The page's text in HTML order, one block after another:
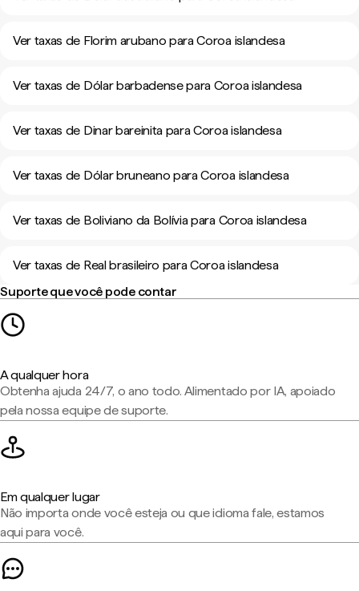
Ver taxas de Florim arubano para Coroa islandesa
Ver taxas de Dólar barbadense para Coroa islandesa
Ver taxas de Dinar bareinita para Coroa islandesa
Ver taxas de Dólar bruneano para Coroa islandesa
Ver taxas de Boliviano da Bolívia para Coroa islandesa
Ver taxas de Real brasileiro para Coroa islandesa
Suporte que você pode contar
A qualquer hora
Obtenha ajuda 24/7, o ano todo. Alimentado por IA, apoiado
pela nossa equipe de suporte.
Em qualquer lugar
Não importa onde você esteja ou que idioma fale, estamos
aqui para você.